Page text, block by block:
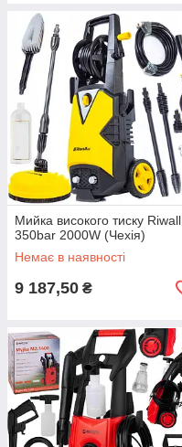
Мийка високого тиску Riwall
350bar 2000W (Чехія)
Немає в наявності
9 187,50 ₴